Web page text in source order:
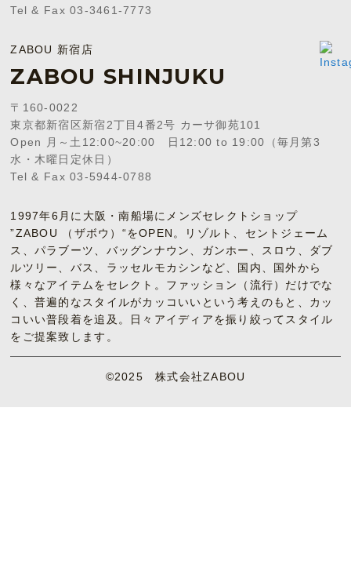
Tel & Fax 03-3461-7773
ZABOU 新宿店
ZABOU SHINJUKU
〒160-0022
東京都新宿区新宿2丁目4番2号 カーサ御苑101
Open 月～土12:00~20:00 日12:00 to 19:00（毎月第3
水・木曜日定休日）
Tel & Fax 03-5944-0788
1997年6月に大阪・南船場にメンズセレクトショップ
”ZABOU （ザボウ）“をOPEN。リゾルト、セントジェーム
ス、パラブーツ、バッグンナウン、ガンホー、スロウ、ダブ
ルツリー、バス、ラッセルモカシンなど、国内、国外から
様々なアイテムをセレクト。ファッション（流行）だけでな
く、普遍的なスタイルがカッコいいという考えのもと、カッ
コいい普段着を追及。日々アイディアを振り絞ってスタイル
をご提案致します。
©2025 株式会社ZABOU